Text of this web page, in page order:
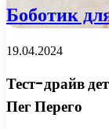
Боботик
19.04.2024
Тест-драйв
Пег Перего